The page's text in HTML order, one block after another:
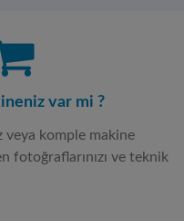
var mi ?
veya komple makine
fotoğraflarınızı ve teknik